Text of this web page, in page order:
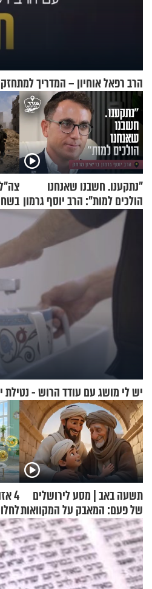
הרב רפאל אוחיון – המדריך
"נתקענו. חשבנו שאנחנו
הולכים למות": הרב יוסף גרמון
בריאיון מרתק
יש לי מושג עם עודד הרוש - נטילת
תשעה באב | מסע לירושלים
של פעם: המאבק על המקוואות
4
סוף